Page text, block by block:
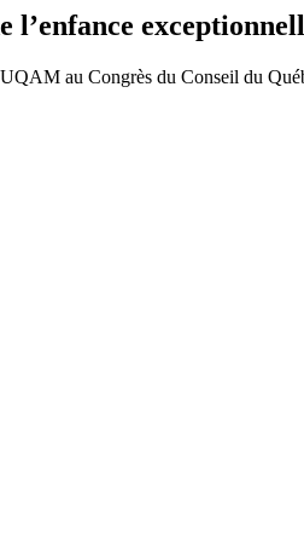
l’enfance
au Congrès du Conseil du